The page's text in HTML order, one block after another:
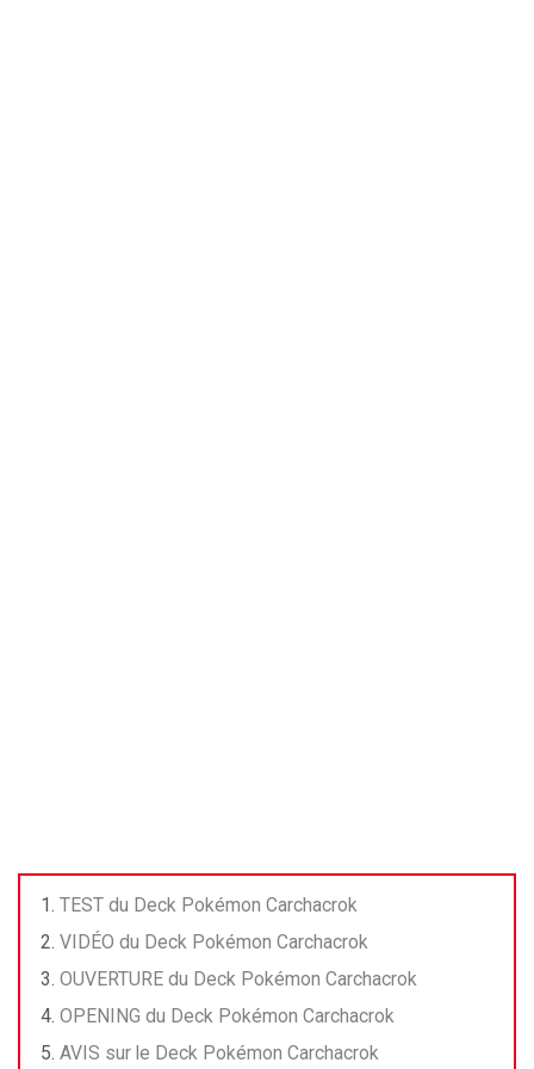
TEST du Deck Pokémon Carchacrok
VIDÉO du Deck Pokémon Carchacrok
OUVERTURE du Deck Pokémon Carchacrok
OPENING du Deck Pokémon Carchacrok
AVIS sur le Deck Pokémon Carchacrok